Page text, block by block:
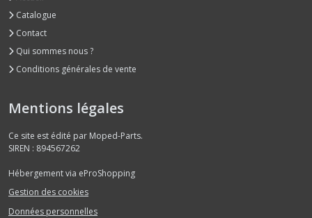
Catalogue
Contact
Qui sommes nous ?
Conditions générales de vente
Mentions légales
Ce site est édité par Moped-Parts.
SIREN : 894567262
Hébergement via eProShopping
Gestion des cookies
Données personnelles